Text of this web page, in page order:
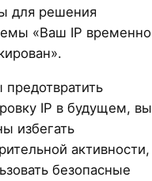
для решения
«Ваш IP временно
IP в будущем, вы
избегать
активности,
безопасные